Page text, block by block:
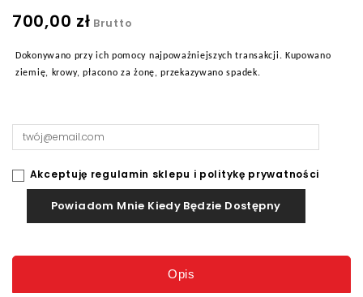
700,00 zł Brutto
Dokonywano przy ich pomocy najpoważniejszych transakcji. Kupowano
ziemię, krowy, płacono za żonę, przekazywano spadek.
Akceptuję regulamin sklepu i politykę prywatności
Powiadom Mnie Kiedy Będzie Dostępny
Opis